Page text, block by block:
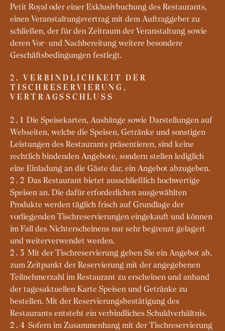
Petit Royal oder einer Exklusivbuchung des Restaurants,
einen Veranstaltungsvertrag mit dem Auftraggeber zu
schließen, der für den Zeitraum der Veranstaltung sowie
deren Vor- und Nachbereitung weitere besondere
Geschäftsbedingungen festlegt.
2. VERBINDLICHKEIT DER
TISCHRESERVIERUNG,
VERTRAGSSCHLUSS
2.1 Die Speisekarten, Aushänge sowie Darstellungen auf
Webseiten, welche die Speisen, Getränke und sonstigen
Leistungen des Restaurants präsentieren, sind keine
rechtlich bindenden Angebote, sondern stellen lediglich
eine Einladung an die Gäste dar, ein Angebot abzugeben.
2.2 Das Restaurant bietet ausschließlich hochwertige
Speisen an. Die dafür erforderlichen ausgewählten
Produkte werden täglich frisch auf Grundlage der
vorliegenden Tischreservierungen eingekauft und können
im Fall des Nichterscheinens nur sehr begrenzt gelagert
und weiterverwendet werden.
2.3 Mit der Tischreservierung geben Sie ein Angebot ab,
zum Zeitpunkt der Reservierung mit der angegebenen
Teilnehmerzahl im Restaurant zu erscheinen und anhand
der tagesaktuellen Karte Speisen und Getränke zu
bestellen. Mit der Reservierungsbestätigung des
Restaurants entsteht ein verbindliches Schuldverhältnis.
2.4 Sofern im Zusammenhang mit der Tischreservierung